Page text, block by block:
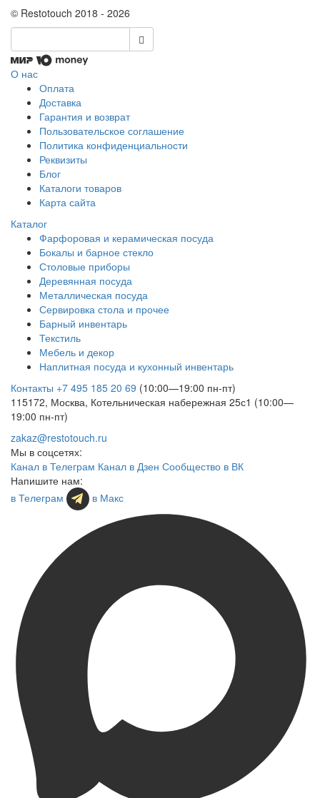
© Restotouch 2018 - 2026
О нас
Оплата
Доставка
Гарантия и возврат
Пользовательское соглашение
Политика конфиденциальности
Реквизиты
Блог
Каталоги товаров
Карта сайта
Каталог
Фарфоровая и керамическая посуда
Бокалы и барное стекло
Столовые приборы
Деревянная посуда
Металлическая посуда
Сервировка стола и прочее
Барный инвентарь
Текстиль
Мебель и декор
Наплитная посуда и кухонный инвентарь
Контакты +7 495 185 20 69 (10:00—19:00 пн-пт)
115172, Москва, Котельническая набережная 25с1 (10:00—
19:00 пн-пт)
zakaz@restotouch.ru
Мы в соцсетях:
Канал в Телеграм Канал в Дзен Сообщество в ВК
Напишите нам:
в Телеграм
в Макс